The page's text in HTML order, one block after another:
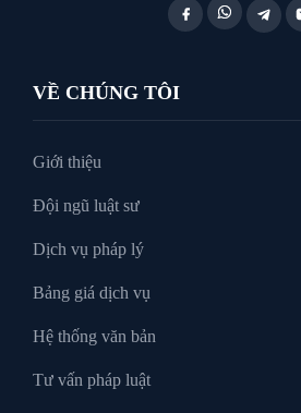
Xin tại ngoại
VỀ CHÚNG TÔI
Giới thiệu
Đội ngũ luật sư
Dịch vụ pháp lý
Bảng giá dịch vụ
Hệ thống văn bản
Tư vấn pháp luật